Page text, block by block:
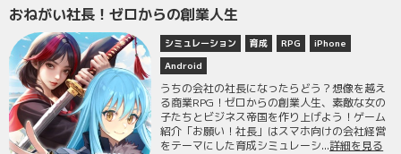
おねがい社長！ゼロからの創業人生
シミュレーション 育成 RPG
iPhone
Android
うちの会社の社長になったらどう？想像を越え
る商業RPG！ゼロからの創業人生、素敵な女の
子たちとビジネス帝国を作り上げよう！ゲーム
紹介「お願い！社長」はスマホ向けの会社経営
をテーマにした育成シミュレーシ...詳細を見る